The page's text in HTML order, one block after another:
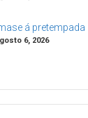
á pretempada
6, 2026